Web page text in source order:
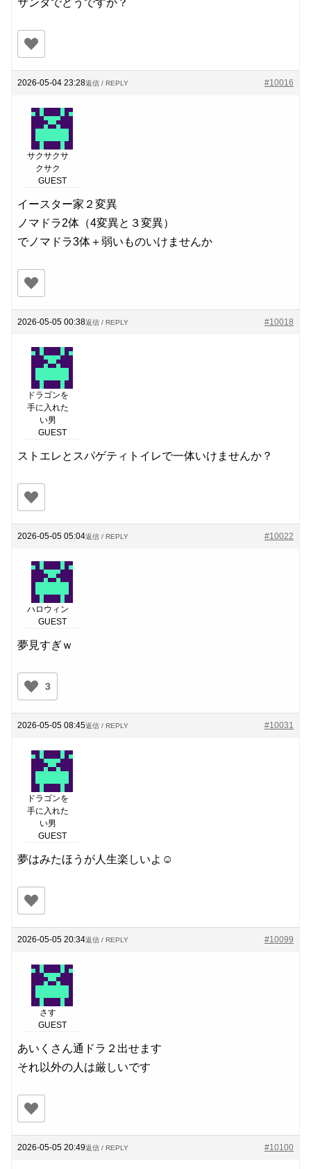
サンタでどうですか？
2026-05-04 23:28 #10016
返信 / REPLY
サクサクサ
クサク
GUEST
イースター家２変異
ノマドラ2体（4変異と３変異）
でノマドラ3体＋弱いものいけませんか
2026-05-05 00:38 #10018
返信 / REPLY
ドラゴンを
手に入れた
い男
GUEST
ストエレとスパゲティトイレで一体いけませんか？
2026-05-05 05:04 #10022
返信 / REPLY
ハロウィン
GUEST
夢見すぎｗ
3
2026-05-05 08:45 #10031
返信 / REPLY
ドラゴンを
手に入れた
い男
GUEST
夢はみたほうが人生楽しいよ☺️
2026-05-05 20:34 #10099
返信 / REPLY
さす
GUEST
あいくさん通ドラ２出せます
それ以外の人は厳しいです
2026-05-05 20:49 #10100
返信 / REPLY